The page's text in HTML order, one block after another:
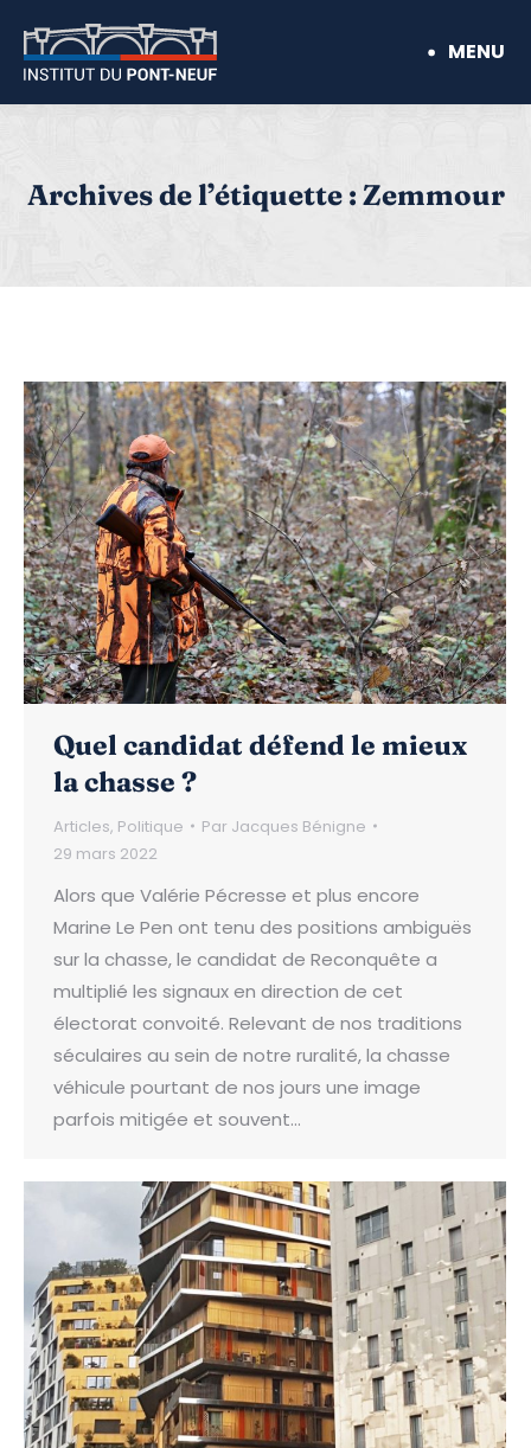
MENU
Archives de l’étiquette : Zemmour
Quel candidat défend le mieux
la chasse ?
Articles, Politique Par Jacques Bénigne
29 mars 2022
Alors que Valérie Pécresse et plus encore
Marine Le Pen ont tenu des positions ambiguës
sur la chasse, le candidat de Reconquête a
multiplié les signaux en direction de cet
électorat convoité. Relevant de nos traditions
séculaires au sein de notre ruralité, la chasse
véhicule pourtant de nos jours une image
parfois mitigée et souvent…